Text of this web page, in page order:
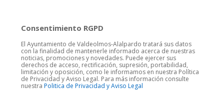
Consentimiento RGPD
El Ayuntamiento de Valdeolmos-Alalpardo tratará sus datos
con la finalidad de mantenerle informado acerca de nuestras
noticias, promociones y novedades. Puede ejercer sus
derechos de acceso, rectificación, supresión, portabilidad,
limitación y oposición, como le informamos en nuestra Política
de Privacidad y Aviso Legal. Para más información consulte
nuestra Politica de Privacidad y Aviso Legal